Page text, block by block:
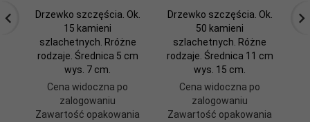
Drzewko szczęścia. Ok.
15 kamieni
szlachetnych. Rróżne
rodzaje. Średnica 5 cm
wys. 7 cm.
Cena widoczna po
zalogowaniu
Zawartość opakowania
Drzewko szczęścia. Ok.
50 kamieni
szlachetnych. Różne
rodzaje. Średnica 11 cm
wys. 15 cm.
Cena widoczna po
zalogowaniu
Zawartość opakowania